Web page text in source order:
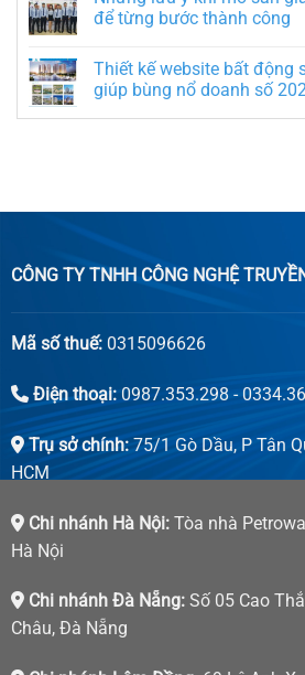
để từng bước thành công
Thiết kế website bất động
giúp bùng nổ doanh số
CÔNG TY TNHH CÔNG NGHỆ
Mã số thuế:0315096626
Điện thoại:0987.353.298 -
Trụ sở chính:75/1 Gò Dầu, P Tân
HCM
Chi nhánh Hà Nội:Tòa nhà
Hà Nội
Chi nhánh Đà Nẵng:Số 05 Cao
Châu, Đà Nẵng